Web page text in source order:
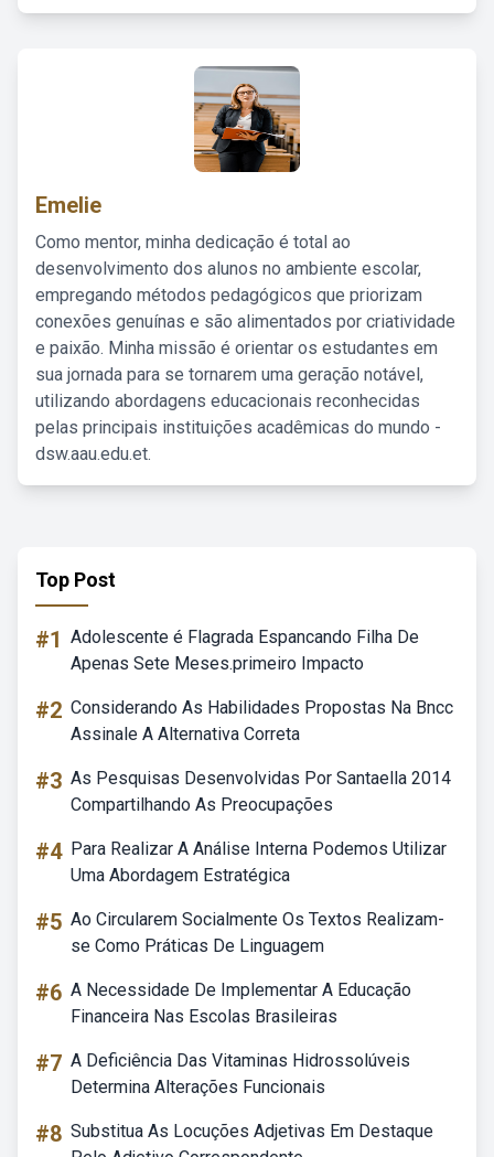
Emelie
Como mentor, minha dedicação é total ao
desenvolvimento dos alunos no ambiente escolar,
empregando métodos pedagógicos que priorizam
conexões genuínas e são alimentados por criatividade
e paixão. Minha missão é orientar os estudantes em
sua jornada para se tornarem uma geração notável,
utilizando abordagens educacionais reconhecidas
pelas principais instituições acadêmicas do mundo -
dsw.aau.edu.et.
Top Post
#1 Adolescente é Flagrada Espancando Filha De
Apenas Sete Meses.primeiro Impacto
#2 Considerando As Habilidades Propostas Na Bncc
Assinale A Alternativa Correta
#3 As Pesquisas Desenvolvidas Por Santaella 2014
Compartilhando As Preocupações
#4 Para Realizar A Análise Interna Podemos Utilizar
Uma Abordagem Estratégica
#5 Ao Circularem Socialmente Os Textos Realizam-
se Como Práticas De Linguagem
#6 A Necessidade De Implementar A Educação
Financeira Nas Escolas Brasileiras
#7 A Deficiência Das Vitaminas Hidrossolúveis
Determina Alterações Funcionais
#8 Substitua As Locuções Adjetivas Em Destaque